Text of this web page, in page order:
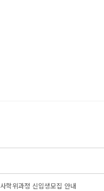
학위과정 신입생모집 안내